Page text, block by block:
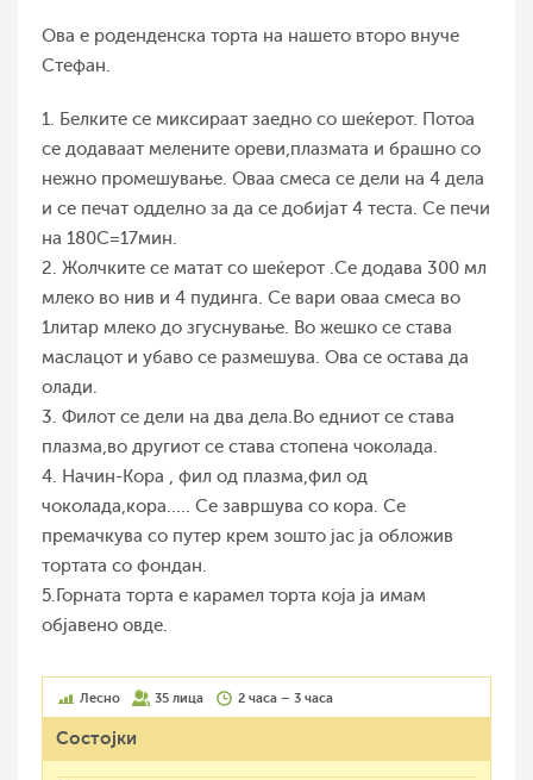
Ова е роденденска торта на нашето второ внуче
Стефан.
1. Белките се миксираат заедно со шеќерот. Потоа
се додаваат мелените ореви,плазмата и брашно со
нежно промешување. Оваа смеса се дели на 4 дела
и се печат одделно за да се добијат 4 теста. Се печи
на 180С=17мин.
2. Жолчките се матат со шеќерот .Се додава 300 мл
млеко во нив и 4 пудинга. Се вари оваа смеса во
1литар млеко до згуснување. Во жешко се става
маслацот и убаво се размешува. Ова се остава да
олади.
3. Филот се дели на два дела.Во едниот се става
плазма,во другиот се става стопена чоколада.
4. Начин-Кора , фил од плазма,фил од
чоколада,кора..... Се завршува со кора. Се
премачкува со путер крем зошто јас ја обложив
тортата со фондан.
5.Горната торта е карамел торта која ја имам
објавено овде.
Лесно 35 лица 2 часа – 3 часа
Состојки